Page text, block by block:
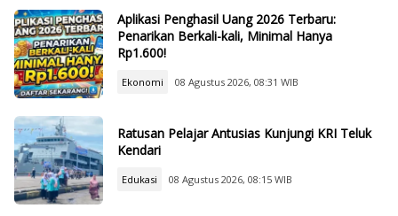
Aplikasi Penghasil Uang 2026 Terbaru:
Penarikan Berkali-kali, Minimal Hanya
Rp1.600!
Ekonomi 08 Agustus 2026, 08:31 WIB
Ratusan Pelajar Antusias Kunjungi KRI Teluk
Kendari
Edukasi 08 Agustus 2026, 08:15 WIB